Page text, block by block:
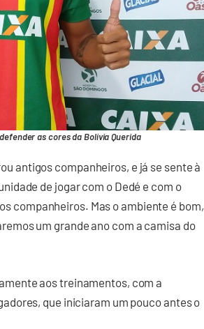
as cores da Bolívia Querida
antigos companheiros, e já se sente à
de jogar com o Dedé e com o
companheiros. Mas o ambiente é bom,
um grande ano com a camisa do
aos treinamentos, com a
que iniciaram um pouco antes o